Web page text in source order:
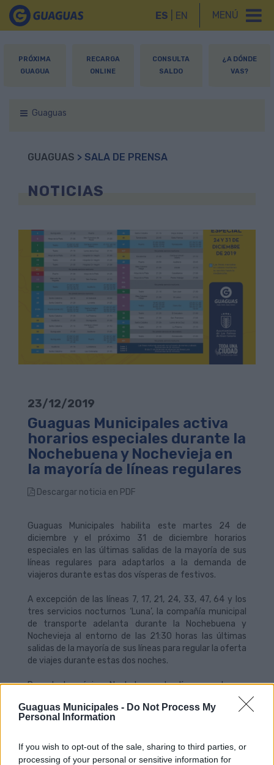
Guaguas Municipales - Do Not Process My
Personal Information
If you wish to opt-out of the sale, sharing to third parties, or
processing of your personal or sensitive information for
MENÚ
ES EN
PRÓXIMA
GUAGUA
RECARGA
ONLINE
CONSULTA
SALDO
¿A DÓNDE
VAS?
Guaguas
GUAGUAS > SALA DE PRENSA
NOTICIAS
23/12/2019
Guaguas Municipales activa
horarios especiales durante la
Nochebuena y Nochevieja en
la mayoría de líneas regulares
Descargar noticia en PDF
Guaguas Municipales habilita este martes 24 de
diciembre y el próximo 31 de diciembre horarios
especiales en las últimas salidas de la mayoría de sus
líneas regulares para adaptarlos a la demanda de
viajeros durante estas dos vísperas de festivos.
A excepción de las líneas 7, 17, 21, 24, 33, 47, 64 y los
tres servicios nocturnos ‘Luna’, la compañía municipal
de transporte adelanta durante la Nochebuena y
Nochevieja al entorno de las 21:30 horas las últimas
salidas de la mayoría de sus líneas para regular la oferta
de viajes durante estas dos noches.
Durante la próxima Nochebuena, las líneas nocturnas
(Luna 1, Luna 2 y Luna 3) operarán con el mismo horario
de viernes y sábado, a partir de las 22:45 horas, con
frecuencias de 30 minutos, mientras que las líneas 7,
de medianoche. Por su parte, el 31 de diciembre se
refuerzan las líneas Luna con una frecuencia de 20